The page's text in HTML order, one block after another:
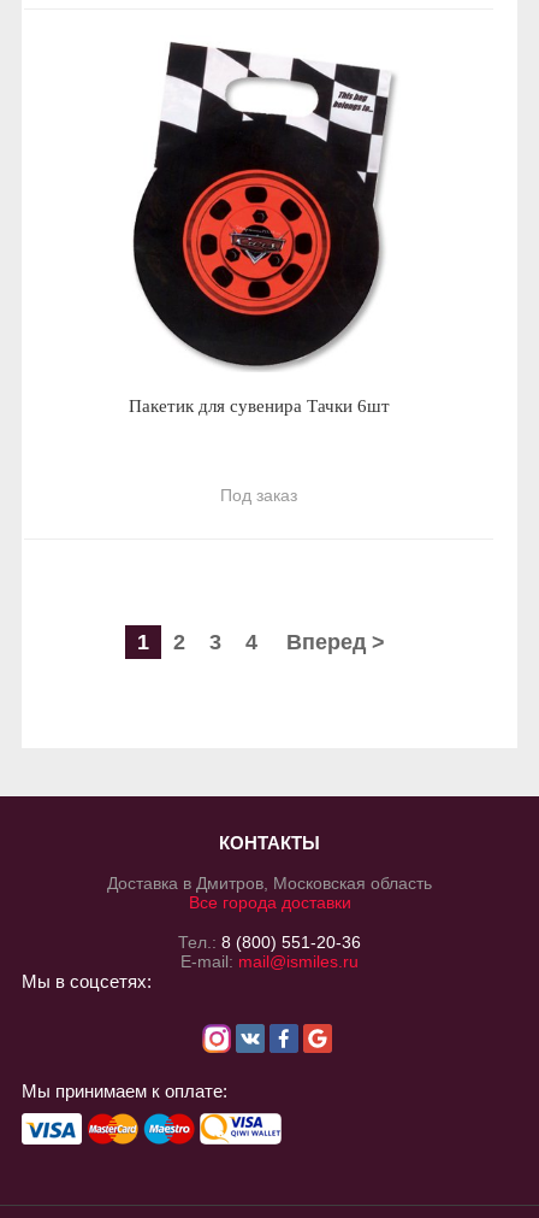
Пакетик для сувенира Тачки 6шт
Под заказ
1 2 3 4 Вперед >
КОНТАКТЫ
Доставка в Дмитров, Московская область
Все города доставки
Тел.: 8 (800) 551-20-36
E-mail: mail@ismiles.ru
Мы в соцсетях:
Мы принимаем к оплате: